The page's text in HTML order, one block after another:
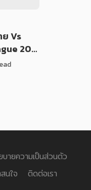
Vs
20…
บายความเป็นส่วนตัว
นใจ
ติดต่อเรา